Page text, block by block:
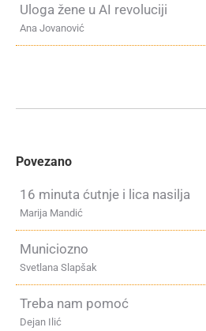
Uloga žene u AI revoluciji
Ana Jovanović
Povezano
16 minuta ćutnje i lica nasilja
Marija Mandić
Municiozno
Svetlana Slapšak
Treba nam pomoć
Dejan Ilić